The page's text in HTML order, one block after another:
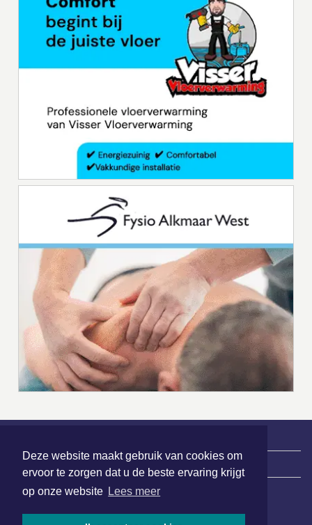
Deze website maakt gebruik van cookies om
ervoor te zorgen dat u de beste ervaring krijgt
op onze website Lees meer
Nieuws | Sport | Evenementen
Hoofdvestiging: